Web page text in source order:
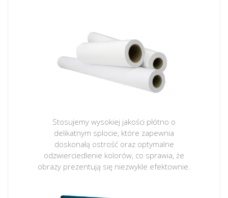
Stosujemy wysokiej jakości płótno o
delikatnym splocie, które zapewnia
doskonałą ostrość oraz optymalne
odzwierciedlenie kolorów, co sprawia, że
obrazy prezentują się niezwykle efektownie.